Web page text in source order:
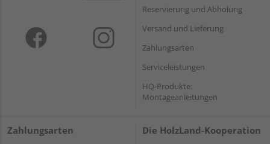
Reservierung und Abholung
Versand und Lieferung
Zahlungsarten
Serviceleistungen
HQ-Produkte:
Montageanleitungen
Zahlungsarten Die HolzLand-Kooperation